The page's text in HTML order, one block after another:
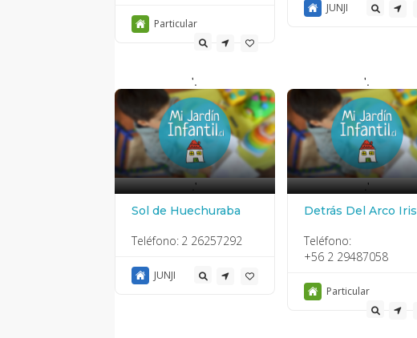
Particular
JUNJI
'.
.'
Sol de Huechuraba
Teléfono: 2 26257292
JUNJI
'.
.'
Detrás Del Arco Iris
Teléfono:
+56 2 29487058
Particular